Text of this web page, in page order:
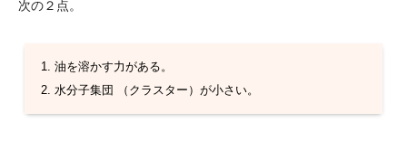
次の２点。
油を溶かす力がある。
水分子集団 （クラスター）が小さい。